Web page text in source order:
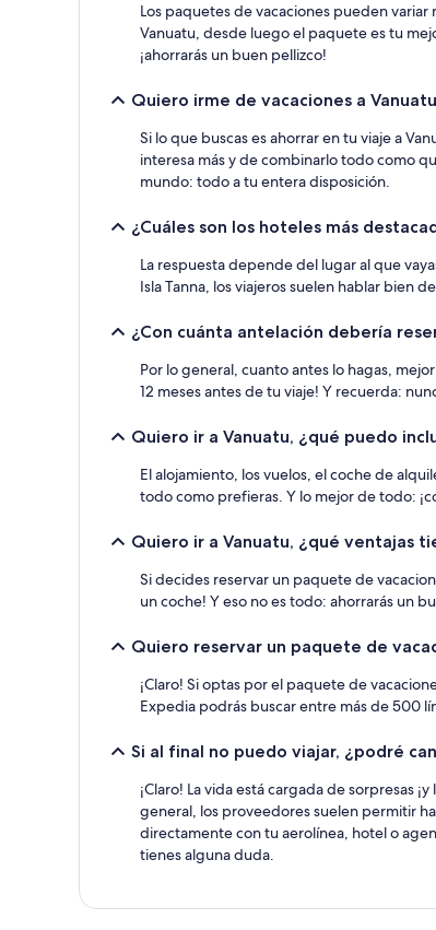
disponibilidad
adicionales.
Los paquetes de vacaciones pueden variar
Vanuatu, desde luego el paquete es tu
¡ahorrarás un buen pellizco!
Quiero irme de vacaciones a
Si lo que buscas es ahorrar en tu viaje a
interesa más y de combinarlo todo como
mundo: todo a tu entera disposición.
¿Cuáles son los hoteles más
La respuesta depende del lugar al que
Isla Tanna, los viajeros suelen hablar bien de
¿Con cuánta antelación debería
Por lo general, cuanto antes lo hagas,
12 meses antes de tu viaje! Y recuerda:
Quiero ir a Vanuatu, ¿qué puedo
El alojamiento, los vuelos, el coche de
todo como prefieras. Y lo mejor de todo:
Quiero ir a Vanuatu, ¿qué ventajas
Si decides reservar un paquete de
un coche! Y eso no es todo: ahorrarás un
Quiero reservar un paquete de
¡Claro! Si optas por el paquete de
Expedia podrás buscar entre más de 500
Si al final no puedo viajar, ¿podré
¡Claro! La vida está cargada de sorpresas
general, los proveedores suelen permitir
directamente con tu aerolínea, hotel o
tienes alguna duda.